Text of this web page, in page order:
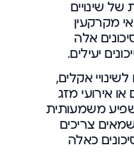
של שינויים
מקרקעין
אלה
יעילים.
אקלים,
אירועי מזג
משמעותית
צריכים
כאלה